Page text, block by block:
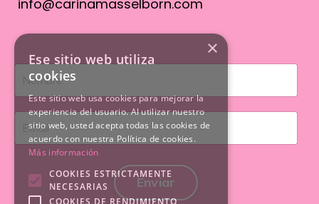
info@carinamasselborn.com
Enviar
×
Ese sitio web utiliza
cookies
Este sitio web usa cookies para mejorar la
experiencia del usuario. Al utilizar nuestro
sitio web, usted acepta todas las cookies de
acuerdo con nuestra Política de cookies.
Más información
COOKIES ESTRICTAMENTE
NECESARIAS
COOKIES DE RENDIMIENTO